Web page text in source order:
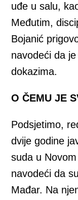
uđe u salu,
Međutim,
Bojanić
navodeći da
dokazima.
O ČEMU JE
Podsjetimo,
dvije godine
suda u
navodeći da
Mađar. Na